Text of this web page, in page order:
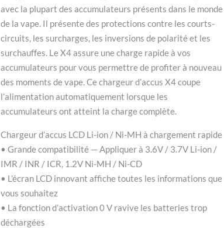
avec la plupart des accumulateurs présents dans le monde
de la vape. Il présente des protections contre les courts-
circuits, les surcharges, les inversions de polarité et les
surchauffes. Le X4 assure une charge rapide à vos
accumulateurs pour vous permettre de profiter à nouveau
des moments de vape. Ce chargeur d’accus X4 coupe
l’alimentation automatiquement lorsque les
accumulateurs ont atteint la charge complète.
Chargeur d’accus LCD Li-ion / Ni-MH à chargement rapide
• Grande compatibilité — Appliquer à 3.6V / 3.7V Li-ion /
IMR / INR / ICR, 1.2V Ni-MH / Ni-CD
• L’écran LCD innovant affiche toutes les informations que
vous souhaitez
• La fonction d’activation 0 V ravive les batteries trop
déchargées